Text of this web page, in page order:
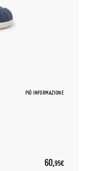
PIÙ INFORMAZIONE
60,95€